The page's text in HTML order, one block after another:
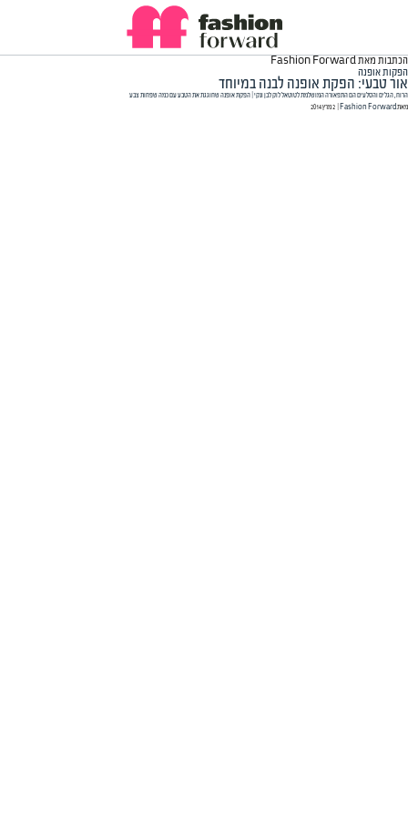
הכתבות מאת Fashion Forward
הפקות אופנה
אור טבעי: הפקת אופנה לבנה במיוחד
הרוח, הגלים והסלעים הם התפאורה המושלמת לטוטאל לוק לבן ונקי | הפקת אופנה שחוגגת את הטבע עם כמה שפחות צבע
מאתFashion Forward